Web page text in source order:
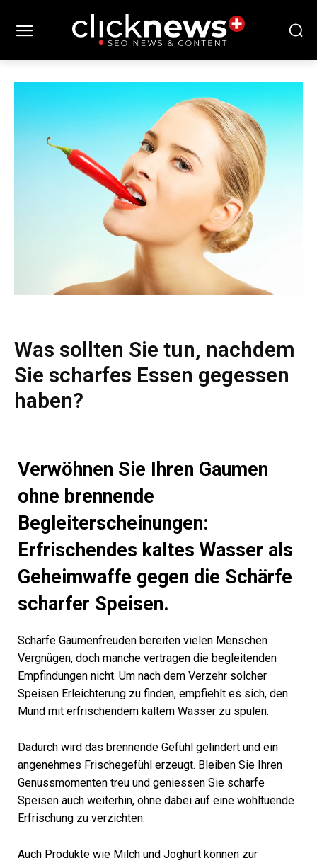
Was sollten Sie tun, nachdem
Sie scharfes Essen gegessen
haben?
Verwöhnen Sie Ihren Gaumen
ohne brennende
Begleiterscheinungen:
Erfrischendes kaltes Wasser als
Geheimwaffe gegen die Schärfe
scharfer Speisen.
Scharfe Gaumenfreuden bereiten vielen Menschen
Vergnügen, doch manche vertragen die begleitenden
Empfindungen nicht. Um nach dem Verzehr solcher
Speisen Erleichterung zu finden, empfiehlt es sich, den
Mund mit erfrischendem kaltem Wasser zu spülen.
Dadurch wird das brennende Gefühl gelindert und ein
angenehmes Frischegefühl erzeugt. Bleiben Sie Ihren
Genussmomenten treu und geniessen Sie scharfe
Speisen auch weiterhin, ohne dabei auf eine wohltuende
Erfrischung zu verzichten.
Auch Produkte wie Milch und Joghurt können zur